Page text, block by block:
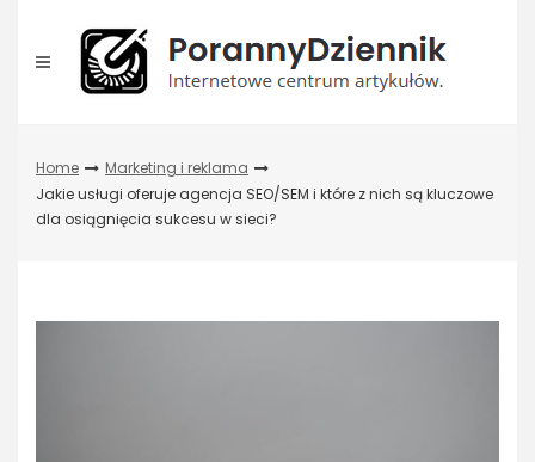
content
Home
Marketing i reklama
Jakie usługi oferuje agencja SEO/SEM i które z nich są kluczowe
dla osiągnięcia sukcesu w sieci?